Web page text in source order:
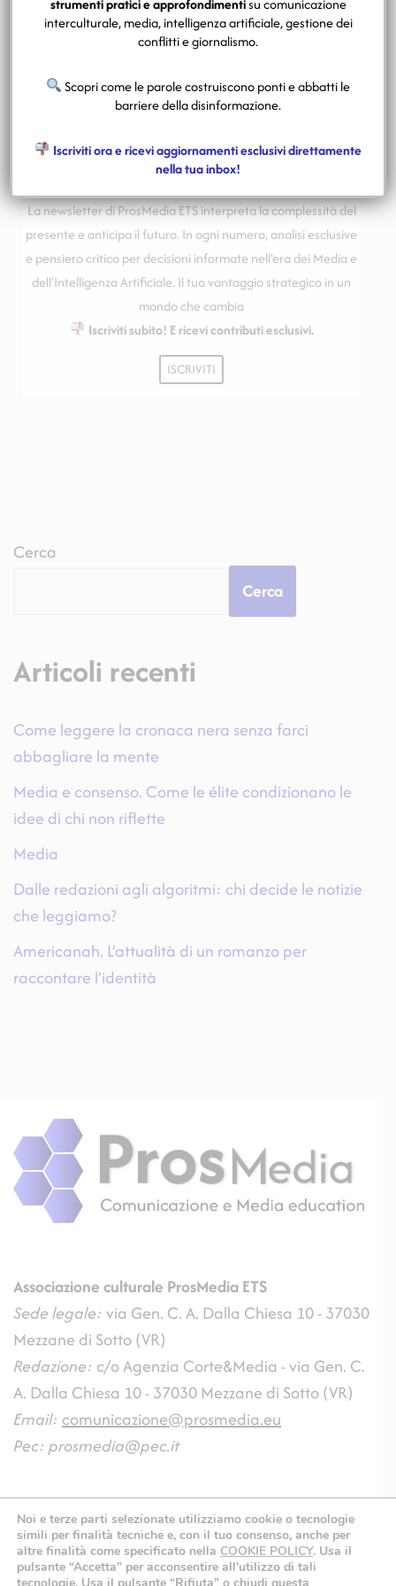
Media, IA & Società tra conflitti e relazioni
La newsletter di ProsMedia ETS interpreta la complessità del
presente e anticipa il futuro. In ogni numero, analisi esclusive
e pensiero critico per decisioni informate nell'era dei Media e
dell'Intelligenza Artificiale. Il tuo vantaggio strategico in un
mondo che cambia
Iscriviti subito! E ricevi contributi esclusivi.
ISCRIVITI
Cerca
Cerca
Articoli recenti
Come leggere la cronaca nera senza farci
abbagliare la mente
Media e consenso. Come le élite condizionano le
idee di chi non riflette
Media
Dalle redazioni agli algoritmi: chi decide le notizie
che leggiamo?
Americanah. L’attualità di un romanzo per
raccontare l’identità
Associazione culturale ProsMediaETS
Sede legale: via Gen. C. A. Dalla Chiesa 10 - 37030
Mezzane di Sotto (VR)
Redazione: c/o Agenzia Corte&Media - via Gen. C.
A. Dalla Chiesa 10 - 37030 Mezzane di Sotto (VR)
Email: comunicazione@prosmedia.eu
Pec: prosmedia@pec.it
ProsMedia 2008-2026 All Rights Reserved | Associazione culturale
ProsMedia ETS - CF: 04593050232 - P.IVA
18101910114839363 |Privacy Policy -Cookie Policy
interculturale, media, intelligenza artificiale, gestione dei
conflitti e giornalismo.
Scopri come le parole costruiscono ponti e abbatti le
barriere della disinformazione.
Iscriviti ora e ricevi aggiornamenti esclusivi direttamente
nella tua inbox!
Noi e terze parti selezionate utilizziamo cookie o tecnologie
simili per finalità tecniche e, con il tuo consenso, anche per
altre finalità come specificato nella COOKIE POLICY. Usa il
pulsante “Accetta” per acconsentire all'utilizzo di tali